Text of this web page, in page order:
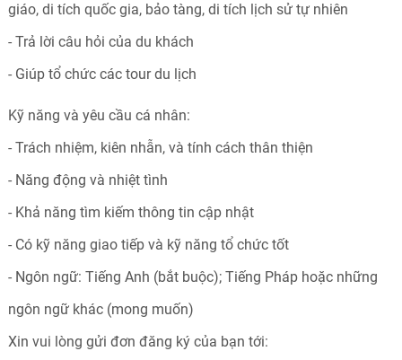
giáo, di tích quốc gia, bảo tàng, di tích lịch sử tự nhiên
- Trả lời câu hỏi của du khách
- Giúp tổ chức các tour du lịch
Kỹ năng và yêu cầu cá nhân:
- Trách nhiệm, kiên nhẫn, và tính cách thân thiện
- Năng động và nhiệt tình
- Khả năng tìm kiếm thông tin cập nhật
- Có kỹ năng giao tiếp và kỹ năng tổ chức tốt
- Ngôn ngữ: Tiếng Anh (bắt buộc); Tiếng Pháp hoặc những
ngôn ngữ khác (mong muốn)
Xin vui lòng gửi đơn đăng ký của bạn tới: